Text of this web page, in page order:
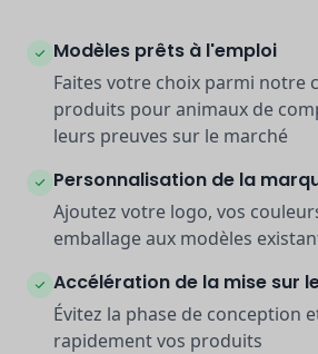
Modèles prêts à l'emploi
Faites votre choix parmi notre
produits pour animaux de
leurs preuves sur le marché
Personnalisation de la
Ajoutez votre logo, vos
emballage aux modèles
Accélération de la mise sur
Évitez la phase de conception
rapidement vos produits